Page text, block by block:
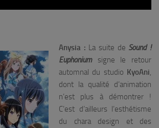
Anysia : La suite de Sound !
Euphoniumsigne le retour
automnal du studio KyoAni,
dont la qualité d’animation
n’est plus à démontrer !
C’est d’ailleurs l’esthétisme
du chara design et des